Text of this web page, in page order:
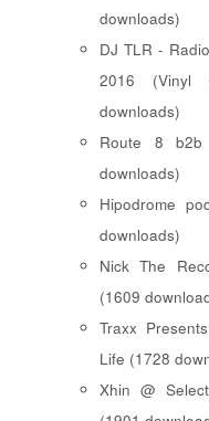
downloads)
DJ TLR -
2016 (Vinyl
downloads)
Route 8
downloads)
Hipodrome
downloads)
Nick The
(1609
Traxx
Life (1728
Xhin @